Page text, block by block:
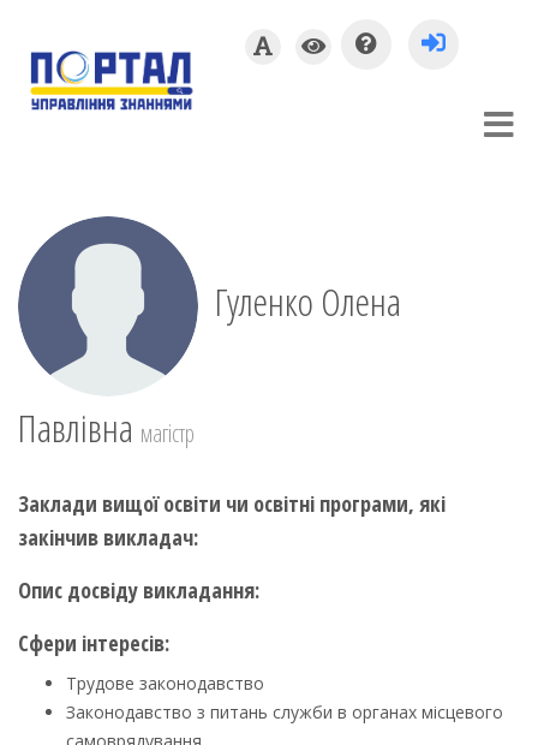
Гуленко Олена
Павлівна магістр
Заклади вищої освіти чи освітні програми, які
закінчив викладач:
Опис досвіду викладання:
Сфери інтересів:
Трудове законодавство
Законодавство з питань служби в органах місцевого